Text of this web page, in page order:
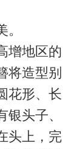
增地区的
将造型别
花形、长
头子、
头上，完